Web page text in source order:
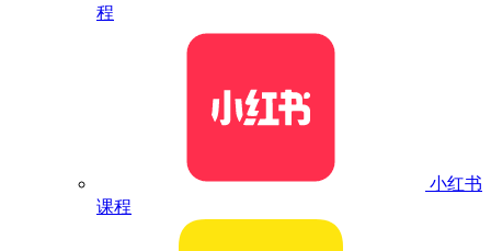
程
小红书
课程